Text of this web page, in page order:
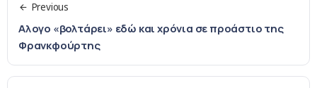
Previous
Αλογο «βολτάρει» εδώ και χρόνια σε προάστιο της
Φρανκφούρτης